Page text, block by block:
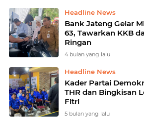
Headline News
Bank Jateng Gelar
63, Tawarkan KKB
Ringan
4 bulan yang lalu
Headline News
Kader Partai
THR dan Bingkisan
Fitri
5 bulan yang lalu